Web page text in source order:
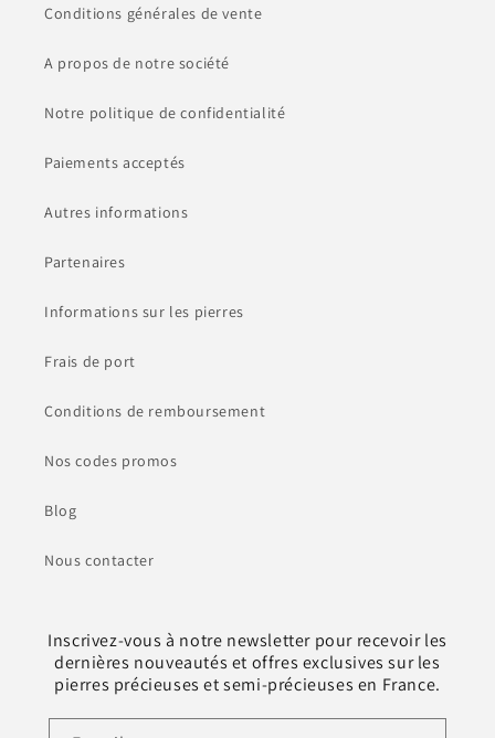
Conditions générales de vente
A propos de notre société
Notre politique de confidentialité
Paiements acceptés
Autres informations
Partenaires
Informations sur les pierres
Frais de port
Conditions de remboursement
Nos codes promos
Blog
Nous contacter
Inscrivez-vous à notre newsletter pour recevoir les
dernières nouveautés et offres exclusives sur les
pierres précieuses et semi-précieuses en France.